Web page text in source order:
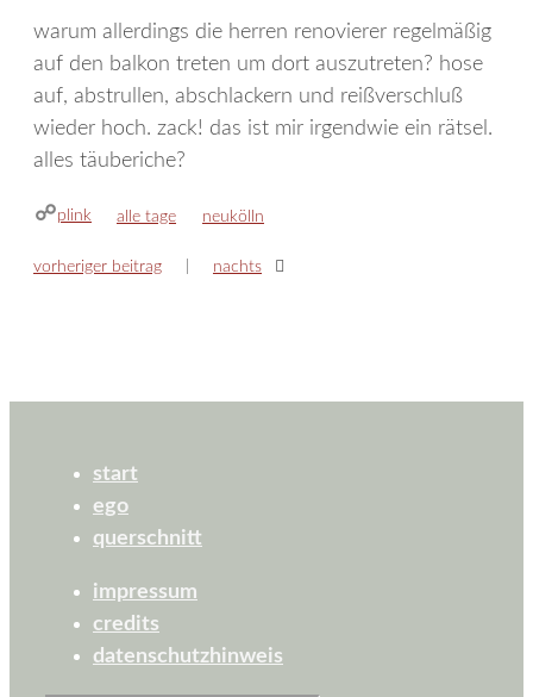
warum allerdings die herren renovierer regelmäßig
auf den balkon treten um dort auszutreten? hose
auf, abstrullen, abschlackern und reißverschluß
wieder hoch. zack! das ist mir irgendwie ein rätsel.
alles täuberiche?
plink kategorien
alle tage schlagwörter
neukölln
vorheriger beitrag nachts
start
ego
querschnitt
impressum
credits
datenschutzhinweis